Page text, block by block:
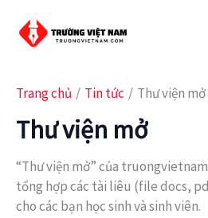
Trang chủ
Tin tức Thư viện mở
Thư viện mở
“Thư viện mở” của
tổng hợp các tài liêu (file docs,
cho các bạn học sinh và sinh viên.